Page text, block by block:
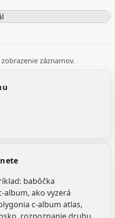
Polygonia uncipuncta
Tutt, 1896 Polygonia
& Masó Planas Vanena
c-album (Linnaeus,
Esper, 1783 Vanessa
lutescens Harcourt-
14.03.2026 20:51
záznamov.
babôčka
album, ako vyzerá
c-album atlas,